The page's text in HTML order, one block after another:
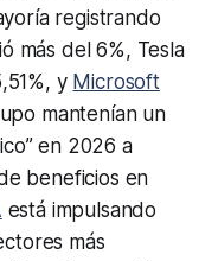
registrando
más del 6%, Tesla
y Microsoft
mantenían un
en 2026 a
beneficios en
está impulsando
más